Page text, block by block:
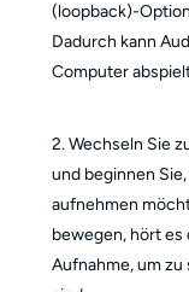
(loopback)-
Dadurch kann
Computer
2. Wechseln Sie
und beginnen
aufnehmen
bewegen, hört es
Aufnahme, um